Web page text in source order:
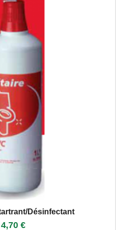
désinfectant
4,70 €